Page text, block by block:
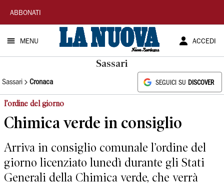
La
Nuova
Sardegna
ABBONATI
MENU ACCEDI
Sassari
Sassari Cronaca SEGUICI SU DISCOVER
l’ordine del giorno
Chimica verde in consiglio
Arriva in consiglio comunale l’ordine del
giorno licenziato lunedì durante gli Stati
Generali della Chimica verde, che verrà